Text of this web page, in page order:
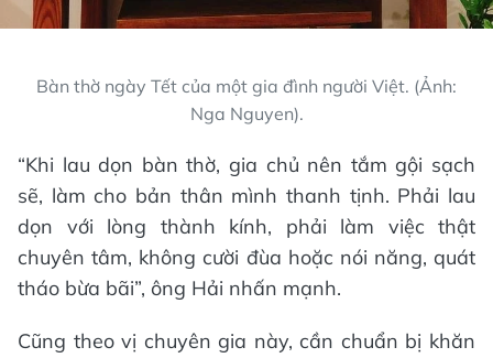
Bàn thờ ngày Tết của một gia đình người Việt. (Ảnh:
Nga Nguyen).
“Khi lau dọn bàn thờ, gia chủ nên tắm gội sạch
sẽ, làm cho bản thân mình thanh tịnh. Phải lau
dọn với lòng thành kính, phải làm việc thật
chuyên tâm, không cười đùa hoặc nói năng, quát
tháo bừa bãi”, ông Hải nhấn mạnh.
Cũng theo vị chuyên gia này, cần chuẩn bị khăn